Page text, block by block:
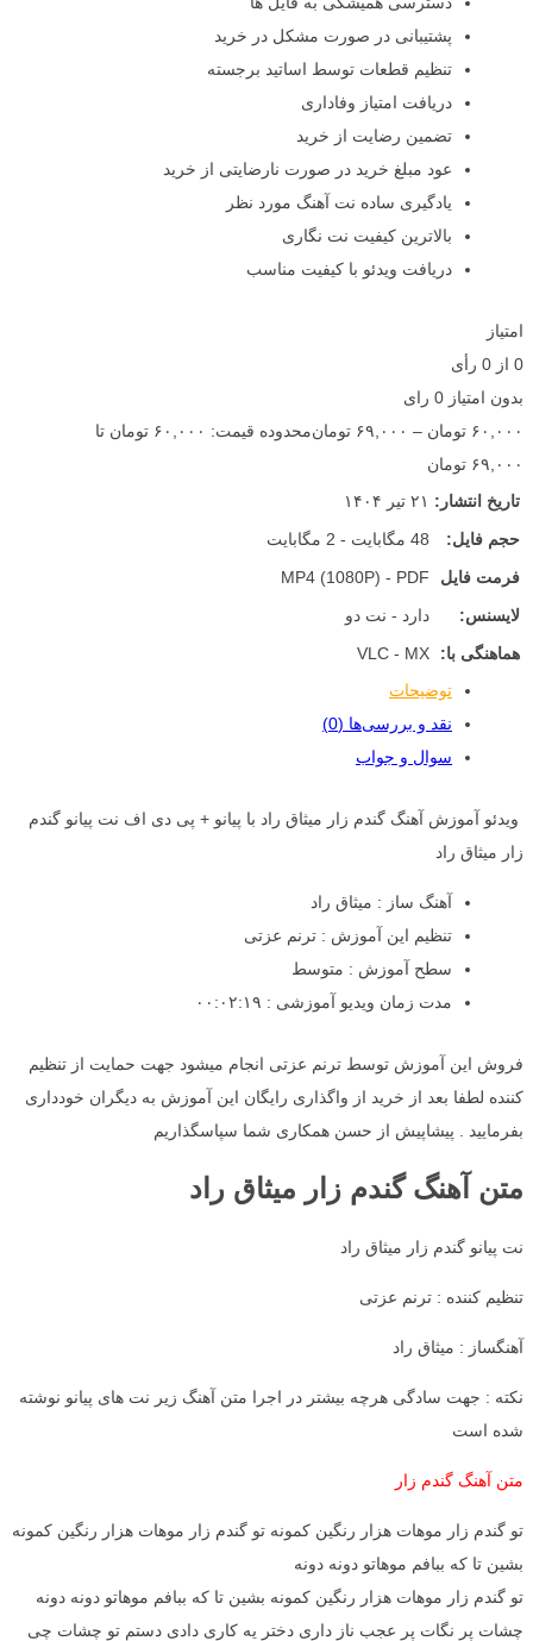
پشتیبانی در صورت مشکل در خرید
تنظیم قطعات توسط اساتید برجسته
دریافت امتیاز وفاداری
تضمین رضایت از خرید
عود مبلغ خرید در صورت نارضایتی از خرید
یادگیری ساده نت آهنگ مورد نظر
بالاترین کیفیت نت نگاری
دریافت ویدئو با کیفیت مناسب
امتیاز
0 از 0 رأی
بدون امتیاز 0 رای
۶۰,۰۰۰ تومان – ۶۹,۰۰۰ تومان
محدوده قیمت: ۶۰,۰۰۰ تومان تا
۶۹,۰۰۰ تومان
تاریخ انتشار: ۲۱ تیر ۱۴۰۴
حجم فایل:
48 مگابایت - 2 مگابایت
فرمت فایل
MP4 (1080P) - PDF
لایسنس:
دارد - نت دو
هماهنگی با:
VLC - MX
توضیحات
نقد و بررسی‌ها (0)
سوال و جواب
ویدئو آموزش آهنگ گندم زار میثاق راد با پیانو + پی دی اف نت پیانو گندم
زار میثاق راد
آهنگ ساز : میثاق راد
تنظیم این آموزش : ترنم عزتی
سطح آموزش : متوسط
مدت زمان ویدیو آموزشی : ۰۰:۰۲:۱۹
فروش این آموزش توسط ترنم عزتی انجام میشود جهت حمایت از تنظیم
کننده لطفا بعد از خرید از واگذاری رایگان این آموزش به دیگران خودداری
بفرمایید . پیشاپیش از حسن همکاری شما سپاسگذاریم
متن آهنگ گندم زار میثاق راد
نت پیانو گندم زار میثاق راد
تنظیم کننده : ترنم عزتی
آهنگساز : میثاق راد
نکته : جهت سادگی هرچه بیشتر در اجرا متن آهنگ زیر نت های پیانو نوشته
شده است
متن آهنگ گندم زار
تو گندم زار موهات هزار رنگین کمونه تو گندم زار موهات هزار رنگین کمونه
بشین تا که ببافم موهاتو دونه دونه
تو گندم زار موهات هزار رنگین کمونه بشین تا که ببافم موهاتو دونه دونه
چشات پر نگات پر عجب ناز داری دختر یه کاری دادی دستم تو چشات چی